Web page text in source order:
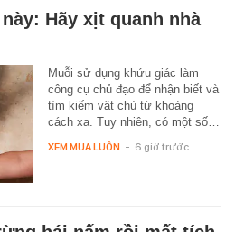
Hãy xịt quanh nhà
Muỗi sử dụng khứu giác làm
công cụ chủ đạo để nhận biết và
tìm kiếm vật chủ từ khoảng
cách xa. Tuy nhiên, có một số…
XEM MUA LUÔN - 6 giờ trước